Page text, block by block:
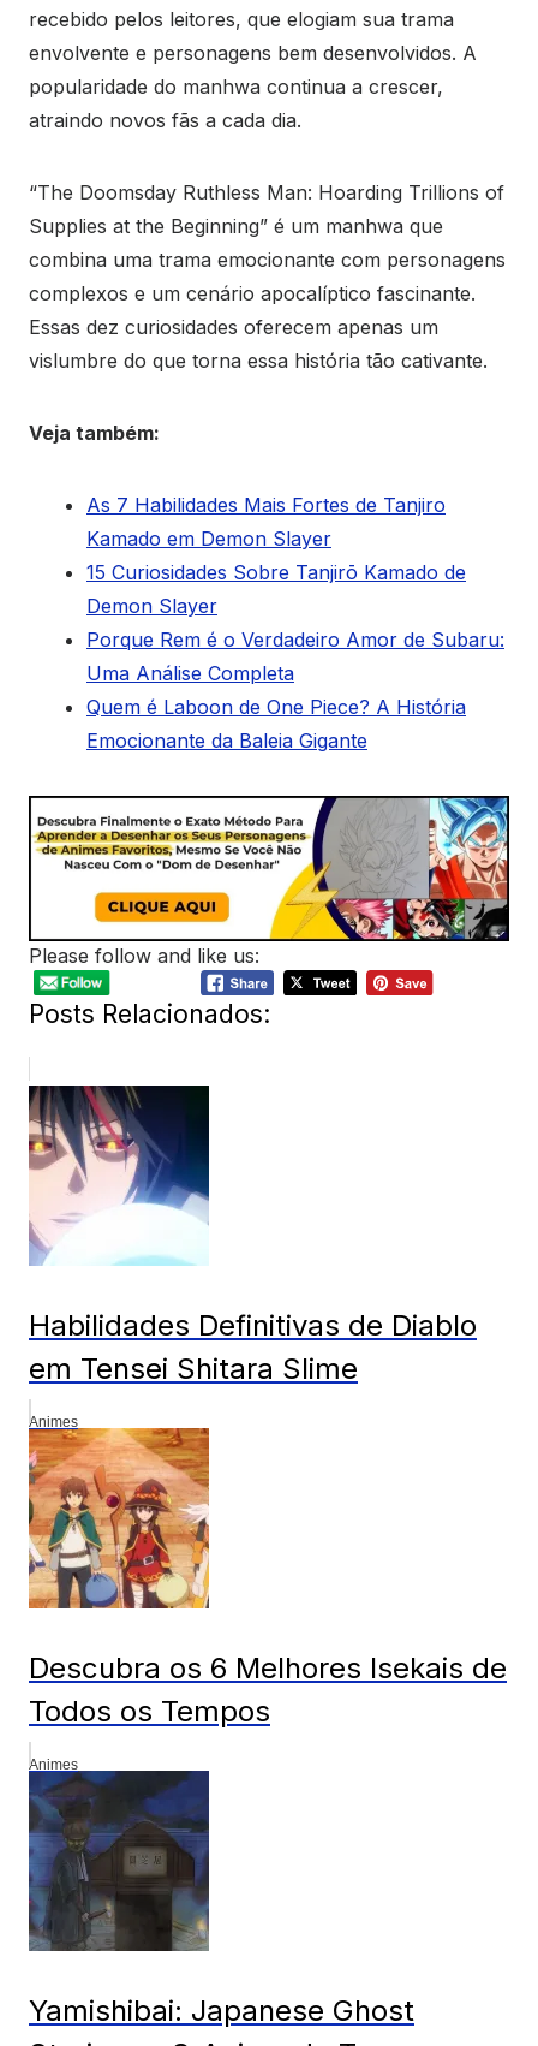
recebido pelos leitores, que elogiam sua trama
envolvente e personagens bem desenvolvidos. A
popularidade do manhwa continua a crescer,
atraindo novos fãs a cada dia.
“The Doomsday Ruthless Man: Hoarding Trillions of
Supplies at the Beginning” é um manhwa que
combina uma trama emocionante com personagens
complexos e um cenário apocalíptico fascinante.
Essas dez curiosidades oferecem apenas um
vislumbre do que torna essa história tão cativante.
Veja também:
As 7 Habilidades Mais Fortes de Tanjiro
Kamado em Demon Slayer
15 Curiosidades Sobre Tanjirō Kamado de
Demon Slayer
Porque Rem é o Verdadeiro Amor de Subaru:
Uma Análise Completa
Quem é Laboon de One Piece? A História
Emocionante da Baleia Gigante
Please follow and like us:
Posts Relacionados:
Habilidades Definitivas de Diablo
em Tensei Shitara Slime
Animes
Descubra os 6 Melhores Isekais de
Todos os Tempos
Animes
Yamishibai: Japanese Ghost